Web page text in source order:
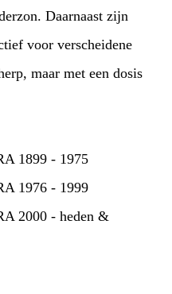
Daarnaast zijn
voor verscheidene
maar met een dosis
1899 - 1975
1976 - 1999
2000 - heden &